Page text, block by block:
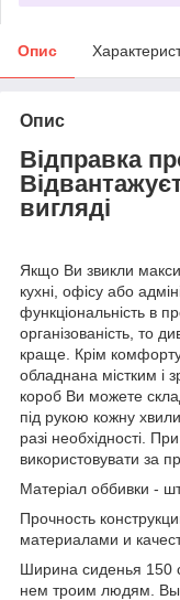
Опис
Опис
Відправка
вигляді
Якщо Ви звикли
кухні, офісу або
функціональність в
організованість, то
краще. Крім
обладнана містким і
короб Ви можете
під рукою кожну
разі необхідності.
використовувати за
Матеріал оббивки -
Прочность
материалами и
Ширина сиденья 150
нем троим людям.